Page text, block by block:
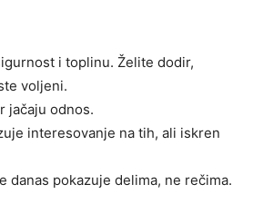
i toplinu. Želite dodir,
voljeni.
jačaju odnos.
interesovanje na tih, ali iskren
danas pokazuje delima, ne rečima.